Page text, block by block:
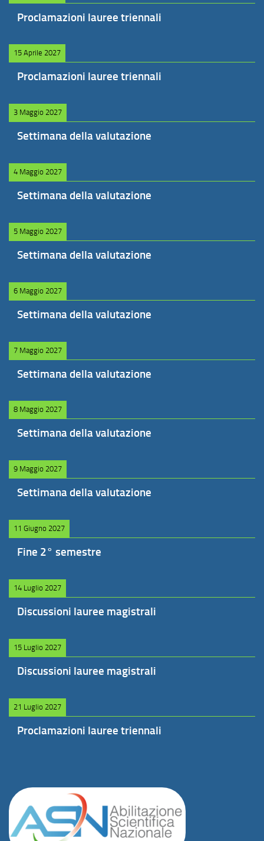
Proclamazioni lauree triennali
15 Aprile 2027
Proclamazioni lauree triennali
3 Maggio 2027
Settimana della valutazione
4 Maggio 2027
Settimana della valutazione
5 Maggio 2027
Settimana della valutazione
6 Maggio 2027
Settimana della valutazione
7 Maggio 2027
Settimana della valutazione
8 Maggio 2027
Settimana della valutazione
9 Maggio 2027
Settimana della valutazione
11 Giugno 2027
Fine 2° semestre
14 Luglio 2027
Discussioni lauree magistrali
15 Luglio 2027
Discussioni lauree magistrali
21 Luglio 2027
Proclamazioni lauree triennali